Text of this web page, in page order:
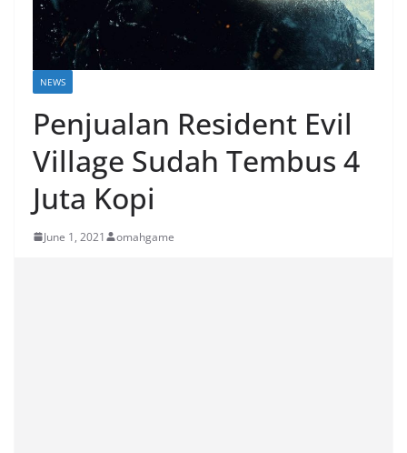
NEWS
Penjualan Resident Evil
Village Sudah Tembus 4
Juta Kopi
June 1, 2021 omahgame